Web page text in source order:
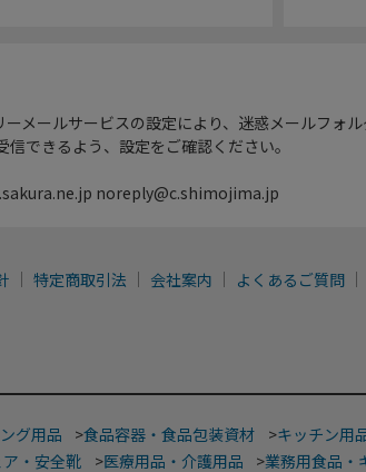
メールサービスの設定により、迷惑メールフォ
できるよう、設定をご確認ください。
noreply@c.shimojima.jp
特定商取引法 会社案内 よくあるご質問
グ用品 >食品容器・食品包装資材 >キッチン用
・安全靴 >医療用品・介護用品 >業務用食品・